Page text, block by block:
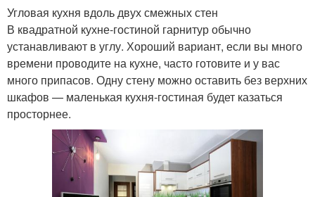
Угловая кухня вдоль двух смежных стен
В квадратной кухне-гостиной гарнитур обычно
устанавливают в углу. Хороший вариант, если вы много
времени проводите на кухне, часто готовите и у вас
много припасов. Одну стену можно оставить без верхних
шкафов — маленькая кухня-гостиная будет казаться
просторнее.